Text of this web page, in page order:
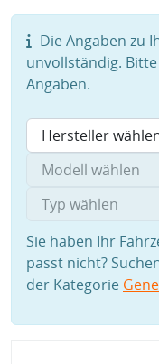
Die Angaben zu
unvollständig.
Angaben.
Sie haben Ihr
passt nicht?
der Kategorie